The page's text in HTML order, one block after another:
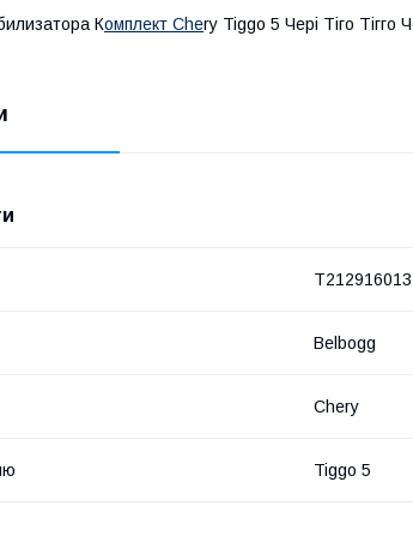
Комплект Chery Tiggo 5 Чері Тіго Тігго
T212916013
Belbogg
Chery
Tiggo 5